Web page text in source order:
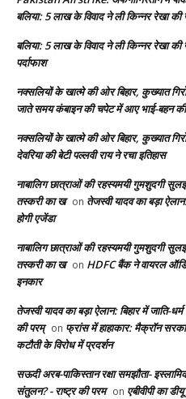
बलिया: 5 लाख के विवाद ने ली किन्नर रेखा की
बलिया: 5 लाख के विवाद ने ली किन्नर रेखा की
पर्दाफाश
नक्सलियों के खात्मे की ओर बिहार, कुख्यात
जाते समय कंबाइन की चपेट में आए भाई-बहन की
नक्सलियों के खात्मे की ओर बिहार, कुख्यात
देवरिया की बेटी पल्लवी राय ने रचा इतिहास
नाबालिग छात्राओं की रहस्यमयी गुमशुदगी
तस्करी का ख on तेजस्वी यादव का बड़ा
होगी एजेंडा
नाबालिग छात्राओं की रहस्यमयी गुमशुदगी
तस्करी का ख on HDFC बैंक ने वायरल
इनकार
तेजस्वी यादव का बड़ा ऐलान: बिहार में जाति-
की परम् on फ्रांस में हाहाकार: मैक्रॉन
कटौती के विरोध में प्रदर्शन
सऊदी अरब-पाकिस्तान रक्षा समझौता-
संतुलन? - राष्ट्र की परम on एबीवीपी का